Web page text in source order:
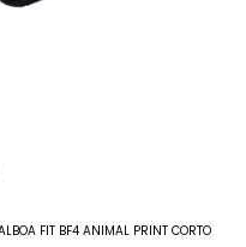
FIT BF4 ANIMAL PRINT CORTO